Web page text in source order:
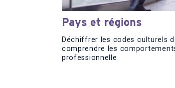
Pays et régions
Déchiffrer les codes culturels
comprendre les
professionnelle